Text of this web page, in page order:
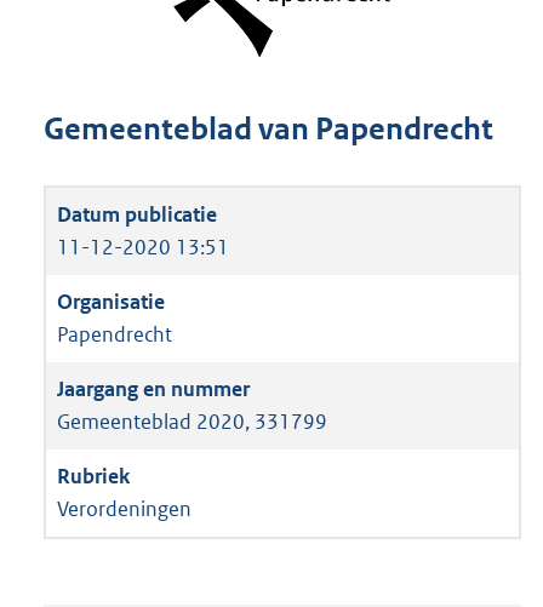
Gemeenteblad van Papendrecht
11-12-2020 13:51
Papendrecht
Gemeenteblad 2020, 331799
Verordeningen